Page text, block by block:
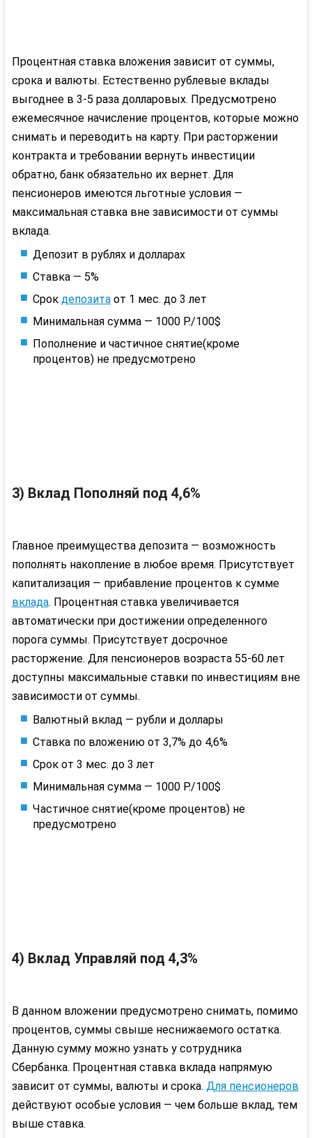
Процентная ставка вложения зависит от суммы,
срока и валюты. Естественно рублевые вклады
выгоднее в 3-5 раза долларовых. Предусмотрено
ежемесячное начисление процентов, которые можно
снимать и переводить на карту. При расторжении
контракта и требовании вернуть инвестиции
обратно, банк обязательно их вернет. Для
пенсионеров имеются льготные условия —
максимальная ставка вне зависимости от суммы
вклада.
Депозит в рублях и долларах
Ставка — 5%
Срок депозитаот 1 мес. до 3 лет
Минимальная сумма — 1000 Р./100$
Пополнение и частичное снятие(кроме
процентов) не предусмотрено
3) Вклад Пополняй под 4,6%
Главное преимущества депозита — возможность
пополнять накопление в любое время. Присутствует
капитализация — прибавление процентов к сумме
вклада. Процентная ставка увеличивается
автоматически при достижении определенного
порога суммы. Присутствует досрочное
расторжение. Для пенсионеров возраста 55-60 лет
доступны максимальные ставки по инвестициям вне
зависимости от суммы.
Валютный вклад — рубли и доллары
Ставка по вложению от 3,7% до 4,6%
Срок от 3 мес. до 3 лет
Минимальная сумма — 1000 Р./100$
Частичное снятие(кроме процентов) не
предусмотрено
4) Вклад Управляй под 4,3%
В данном вложении предусмотрено снимать, помимо
процентов, суммы свыше неснижаемого остатка.
Данную сумму можно узнать у сотрудника
Сбербанка. Процентная ставка вклада напрямую
зависит от суммы, валюты и срока. Для пенсионеров
действуют особые условия — чем больше вклад, тем
выше ставка.